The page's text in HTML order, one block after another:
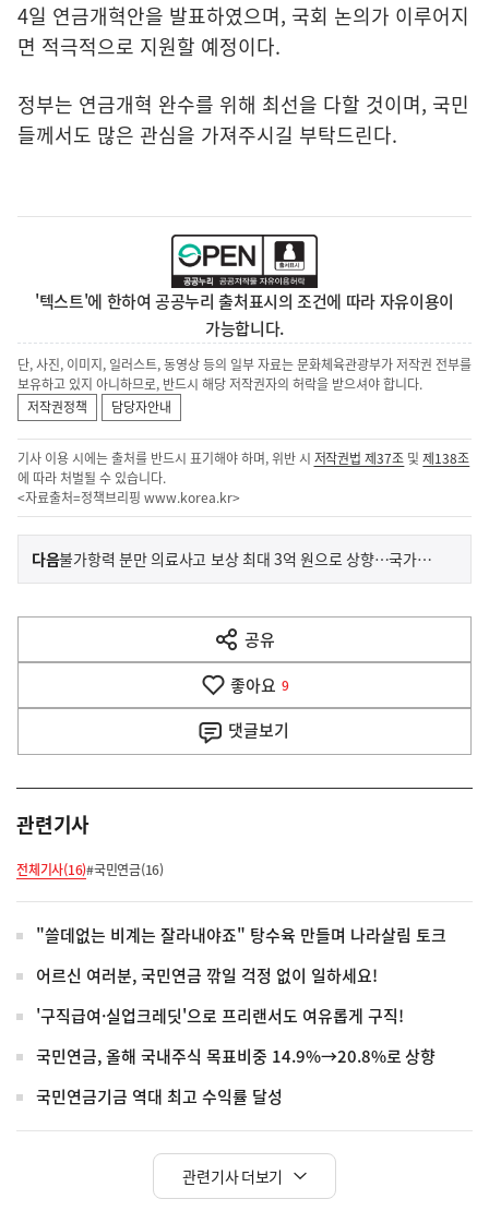
4일 연금개혁안을 발표하였으며, 국회 논의가 이루어지
면 적극적으로 지원할 예정이다.
정부는 연금개혁 완수를 위해 최선을 다할 것이며, 국민
들께서도 많은 관심을 가져주시길 부탁드린다.
'텍스트'에 한하여 공공누리 출처표시의 조건에 따라 자유이용이
가능합니다.
단, 사진, 이미지, 일러스트, 동영상 등의 일부 자료는 문화체육관광부가 저작권 전부를
보유하고 있지 아니하므로, 반드시 해당 저작권자의 허락을 받으셔야 합니다.
저작권정책
담당자안내
기사 이용 시에는 출처를 반드시 표기해야 하며, 위반 시 저작권법 제37조 및제138조
에 따라 처벌될 수 있습니다.
<자료출처=정책브리핑 www.korea.kr>
이
전
다
음
다음기
사
불가항력 분만 의료사고 보상 최대 3억 원으로 상향…국가책임 대폭 강화
공유
열
기
좋아요 9
댓글보기
관련기사
전체기사(16)#국민연금(16)
"쓸데없는 비계는 잘라내야죠" 탕수육 만들며 나라살림 토크
어르신 여러분, 국민연금 깎일 걱정 없이 일하세요!
'구직급여·실업크레딧'으로 프리랜서도 여유롭게 구직!
국민연금, 올해 국내주식 목표비중 14.9%→20.8%로 상향
국민연금기금 역대 최고 수익률 달성
관련기사 더보기